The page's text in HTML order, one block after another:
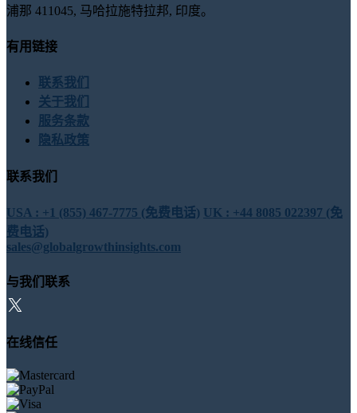
浦那 411045, 马哈拉施特拉邦, 印度。
有用链接
联系我们
关于我们
服务条款
隐私政策
联系我们
USA : +1 (855) 467-7775 (免费电话) UK : +44 8085 022397 (免
费电话)
sales@globalgrowthinsights.com
与我们联系
在线信任